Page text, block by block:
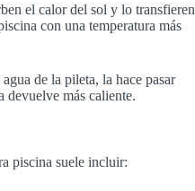
el calor del sol y lo transfieren
con una temperatura más
de la pileta, la hace pasar
devuelve más caliente.
piscina suele incluir: